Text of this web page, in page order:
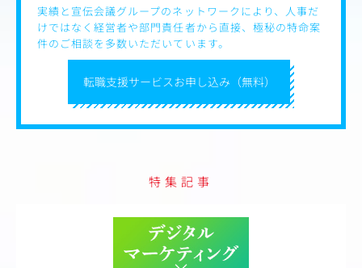
転職支援サービスお申し込み（無料）
実績と宣伝会議グループのネットワークにより、人事だ
けではなく経営者や部門責任者から直接、極秘の特命案
件のご相談を多数いただいています。
特集記事